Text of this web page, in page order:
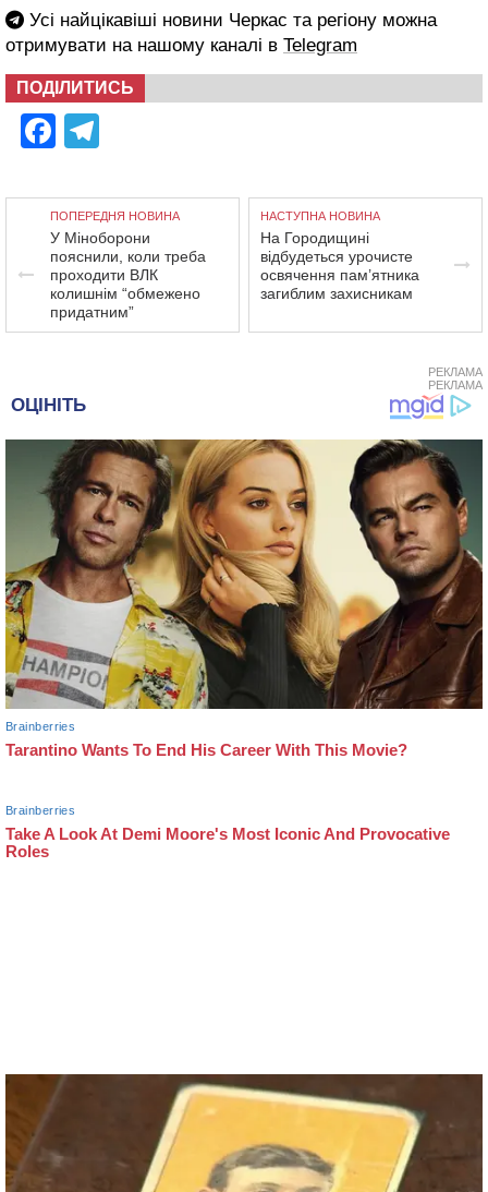
Усі найцікавіші новини Черкас та регіону можна
отримувати на нашому каналі в Telegram
ПОДІЛИТИСЬ
Facebook
ПОПЕРЕДНЯ НОВИНА
У Міноборони
пояснили, коли треба
проходити ВЛК
колишнім “обмежено
придатним”
НАСТУПНА НОВИНА
На Городищині
відбудеться урочисте
освячення пам’ятника
загиблим захисникам
РЕКЛАМА
РЕКЛАМА